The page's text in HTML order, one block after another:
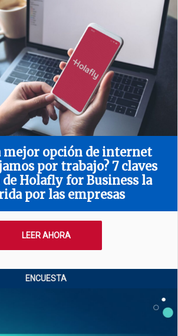
mejor opción de internet
por trabajo? 7 claves
de Holafly for Business la
por las empresas
LEER AHORA
ENCUESTA